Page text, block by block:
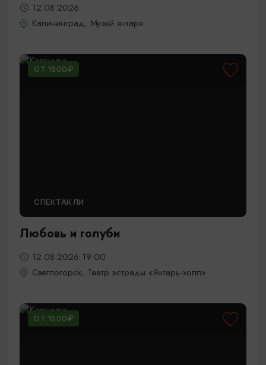
12.08.2026
Калининград, Музей янтаря
ОТ 1500₽
СПЕКТАКЛИ
Любовь и голуби
12.08.2026 19:00
Светлогорск, Театр эстрады «Янтарь-холл»
ОТ 1500₽